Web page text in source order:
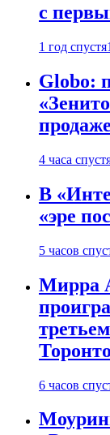
с
1 год спустя
Globo:
4 часа
В
«эре
5 часов
Мирра
Торонто
6 часов